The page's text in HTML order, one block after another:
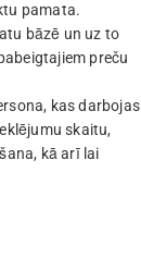
pamata.
bāzē un uz to
preču
kas darbojas
skaitu,
kā arī lai